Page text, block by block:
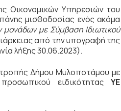
Οικονομικών Υπηρεσιών του
μισθοδοσίας ενός ακόμα
μονάδων με Σύμβαση Ιδιωτικού
από την υπογραφή της
λήξης 30.06.2023).
Δήμου Μυλοποτάμου με
ειδικότηταςΥΕ